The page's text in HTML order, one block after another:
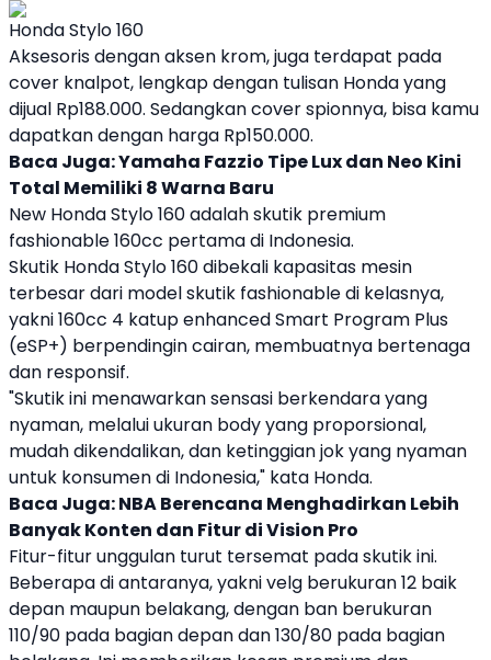
Honda Stylo 160
Aksesoris dengan aksen krom, juga terdapat pada
cover knalpot, lengkap dengan tulisan Hondayang
dijual Rp188.000. Sedangkan cover spionnya, bisa kamu
dapatkan dengan harga Rp150.000.
Baca Juga:Yamaha Fazzio Tipe Lux dan Neo Kini
Total Memiliki 8 Warna Baru
New Honda Stylo 160adalahskutik premium
fashionable 160cc pertama di Indonesia.
Skutik Honda Stylo 160dibekali kapasitas mesin
terbesar dari modelskutik fashionable di kelasnya,
yakni 160cc 4 katup enhanced Smart Program Plus
(eSP+) berpendingin cairan, membuatnya bertenaga
dan responsif.
"Skutik ini menawarkan sensasi berkendara yang
nyaman, melalui ukuran body yang proporsional,
mudah dikendalikan, dan ketinggian jok yang nyaman
untuk konsumen di Indonesia," kata Honda.
Baca Juga:NBA Berencana Menghadirkan Lebih
Banyak Konten dan Fitur di Vision Pro
Fitur-fitur unggulan turut tersemat padaskutikini.
Beberapa di antaranya, yakni velg berukuran 12 baik
depan maupun belakang, dengan ban berukuran
110/90 pada bagian depan dan 130/80 pada bagian